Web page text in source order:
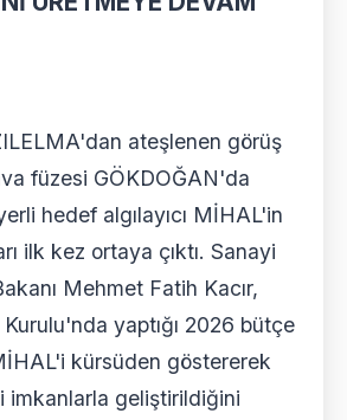
ateşlenen görüş
füzesi GÖKDOĞAN'da
hedef algılayıcı MİHAL'in
ilk kez ortaya çıktı. Sanayi
Mehmet Fatih Kacır,
yaptığı 2026 bütçe
kürsüden göstererek
imkanlarla geliştirildiğini